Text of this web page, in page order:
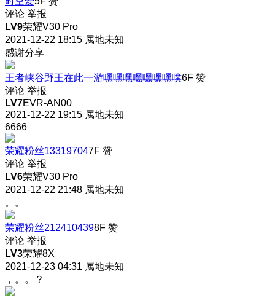
评论 举报
LV9荣耀V30 Pro
2021-12-22 18:15 属地未知
感谢分享
王者峡谷野王在此一游嘿嘿嘿嘿嘿嘿嘿噗6F 赞
评论 举报
LV7EVR-AN00
2021-12-22 19:15 属地未知
6666
荣耀粉丝133197047F 赞
评论 举报
LV6荣耀V30 Pro
2021-12-22 21:48 属地未知
。。
荣耀粉丝2124104398F 赞
评论 举报
LV3荣耀8X
2021-12-23 04:31 属地未知
，。。？